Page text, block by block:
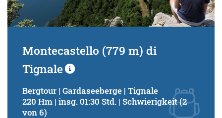
Montecastello (779 m) di
Tignale
Bergtour | Gardaseeberge | Tignale
220 Hm | insg. 01:30 Std. | Schwierigkeit (2
von 6)